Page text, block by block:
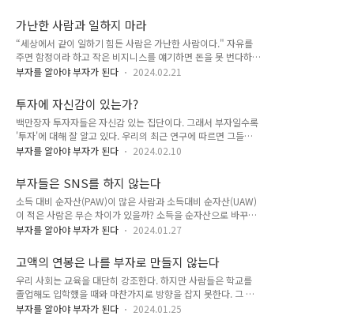
결정에 필요한 지식을 갖고 있을 때 그리고 침착할 때 더 나은 결
정을 내리는 경향이..
들은 자주 거래하고 종목을 잘못 선정해 투자비용을 낭비하고 수
익을 내지 못한다. 그들은 좋은 주식은 팔고 나쁜 주식은 쥐고 있
음으로써 불필요 한 세금을 부담한다. 또 많은 이들의 포트폴리
오가 개별 종목에 집중돼 있어 분산 가능 위험(Diversifiable
Risk)이 크며, 언론과 과거 경험의 영향을 과도 하게 받는다. 그
하고 보유하라는 모범적이고 올바른 조언을 무시하고 대부분 손
해를 본다. *행동 편향..
가난한 사람과 일하지 마라
“세상에서 같이 일하기 힘든 사람은 가난한 사람이다." 자유를
주면 함정이라 하고 작은 비지니스를 얘기하면 돈을 못 번다하고
큰 비지니스를 얘기하면 돈이 없다고 하고 새로운 것을 시도하자
하고 새로운 사업을 시작하자고 하면 전문가가 없다고 한다. 그
들에게는 공통점이 있다 구글이나 포털사이트에 물어보길 좋아
하고 희망 없는 친구에게 의견 듣는 것을 좋아하고 자신들은 대
학교수보다 더 많은 생각을 하지만 장님보다 적은 일을 한다. 내
결론은 이렇다. 당신의 심장이 빨리 뛰는 대신 행동을 더 빨리하
사람들은 공통점인 한 가지 행동 때문에 실패한다. 그들의 인생
은 기다리다가 끝이난다. 그렇습니..
부자를 알아야 부자가 된다 2024.02.21
투자에 자신감이 있는가?
백만장자 투자자들은 자신감 있는 집단이다. 그래서 부자일수록
'투자'에 대해 잘 알고 있다. 우리의 최근 연구에 따르면 그들의
70% 이상이 다른 사람들보다 투자에 대해 더 많이 알고 있다고
목표를 갖고 있으며 60%가 조금 넘는 이들은 자신의 미래 재무
상황을 계획하는 데 시간을 할애 한다고 말한다.투자 방식의 경
우 백만장자의 약 55%는 전문가에게 받은 조언보다는 스스로
공부하고 지식을 쌓은 자신의 노력 덕분에 투자에 성공했다고 믿
는다. 3분의 1이 조금 못 되는 백만장자들만 금융 전문가에게 의
투자 관리에 관한 지식과 전문성을 쌓는 데 시간을 들인다. 자산
이 많은 사람들은 지..
부자를 알아야 부자가 된다 2024.02.10
부자들은 SNS를 하지 않는다
소득 대비 순자산(PAW)이 많은 사람과 소득대비 순자산(UAW)
이 적은 사람은 무슨 차이가 있을까? 소득을 순자산으로 바꾸는
데 능한 사람은 비지니스 뉴스나 독서에 훨씬 더 많은 시간을 할
하기 위해 계속 수입을 올려야 하므로 투자를 계획하고, 읽고, 생
각할 시간이 거의 없는 것이다. 또한 SNS를 하는 시간이 PAW
보다 약 9시간이 더 길다는 사실도 확인했다. 만약 우리가 SNS
를 보는 9시간 중에 5시간을 앞으로의 재정 계획 수립을 위해 사
용한다면 우리의 삶은 변화 될 것이다. 지금 나를 산만하게 만드
부자를 알아야 부자가 된다 2024.01.27
고액의 연봉은 나를 부자로 만들지 않는다
우리 사회는 교육을 대단히 강조한다. 하지만 사람들은 학교를
졸업해도 입학했을 때와 마찬가지로 방향을 잡지 못한다. 그 사
이에 빚은 어마어마하게 불어난다. 만일 평범한 회사에서 일하고
부자를 알아야 부자가 된다 2024.01.25